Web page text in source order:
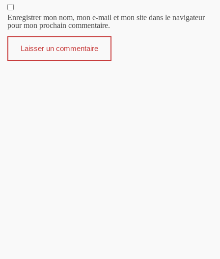
Enregistrer mon nom, mon e-mail et mon site dans le navigateur
pour mon prochain commentaire.